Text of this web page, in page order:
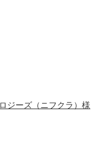
ジーズ（ニフクラ）様